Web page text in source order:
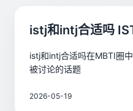
istj和intj合适吗
istj和intj合适吗在MBTI圈
被讨论的话题
2026-05-19